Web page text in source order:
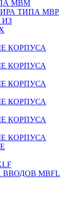
MBM
ТИПА MBP
КОРПУСА
КОРПУСА
КОРПУСА
КОРПУСА
КОРПУСА
КОРПУСА
MBFL